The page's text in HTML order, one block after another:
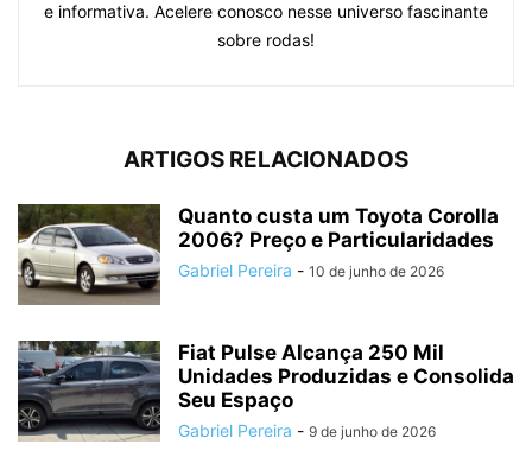
e informativa. Acelere conosco nesse universo fascinante
sobre rodas!
ARTIGOS RELACIONADOS
Quanto custa um Toyota Corolla
2006? Preço e Particularidades
Gabriel Pereira - 10 de junho de 2026
Fiat Pulse Alcança 250 Mil
Unidades Produzidas e Consolida
Seu Espaço
Gabriel Pereira - 9 de junho de 2026